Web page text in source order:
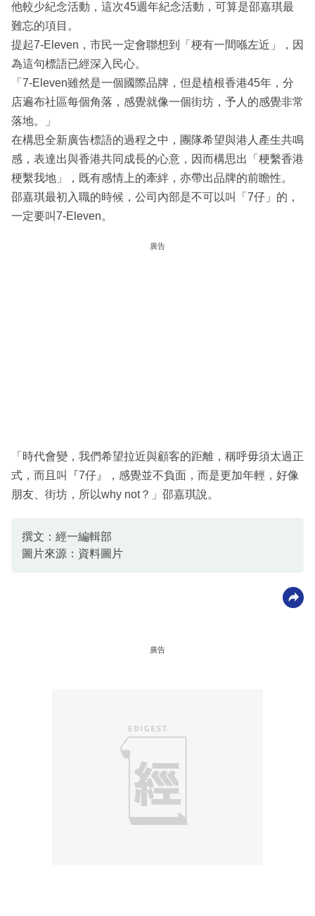
他較少紀念活動，這次45週年紀念活動，可算是邵嘉琪最
難忘的項目。
提起7-Eleven，市民一定會聯想到「梗有一間喺左近」，因
為這句標語已經深入民心。
「7-Eleven雖然是一個國際品牌，但是植根香港45年，分
店遍布社區每個角落，感覺就像一個街坊，予人的感覺非常
落地。」
在構思全新廣告標語的過程之中，團隊希望與港人產生共鳴
感，表達出與香港共同成長的心意，因而構思出「梗繫香港
梗繫我地」，既有感情上的牽絆，亦帶出品牌的前瞻性。
邵嘉琪最初入職的時候，公司內部是不可以叫「7仔」的，
一定要叫7-Eleven。
廣告
「時代會變，我們希望拉近與顧客的距離，稱呼毋須太過正
式，而且叫『7仔』，感覺並不負面，而是更加年輕，好像
朋友、街坊，所以why not？」邵嘉琪說。
撰文：經一編輯部
圖片來源：資料圖片
廣告